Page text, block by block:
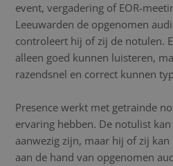
event, vergadering of EOR-
Leeuwarden de opgenomen
controleert hij of zij de notulen.
alleen goed kunnen luisteren,
razendsnel en correct kunnen
Presence werkt met getrainde
ervaring hebben. De notulist
aanwezig zijn, maar hij of zij
aan de hand van opgenomen